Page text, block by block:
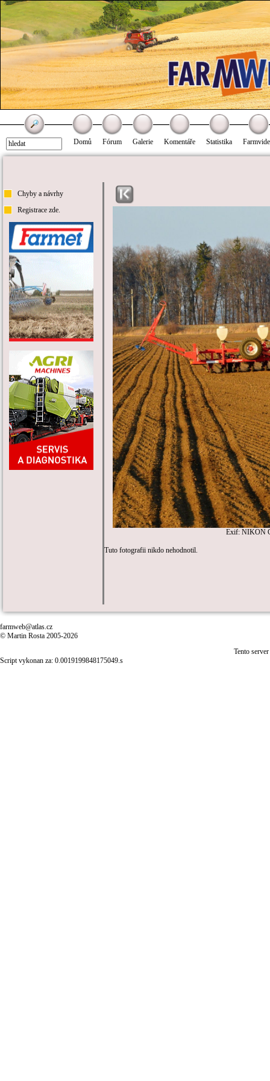
Domů Fórum Galerie Komentáře Statistika
Chyby a návrhy
Registrace zde.
Exif: NIKON
Tuto fotografii nikdo nehodnotil.
farmweb@atlas.cz
© Martin Rosta 2005-2026
Tento
Script vykonan za: 0.0019199848175049.s